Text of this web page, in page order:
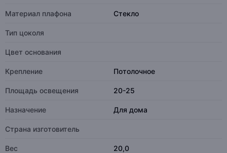
Материал плафона Стекло
Тип цоколя
Цвет основания
Крепление Потолочное
Площадь освещения 20-25
Назначение Для дома
Страна изготовитель
Вес 20,0